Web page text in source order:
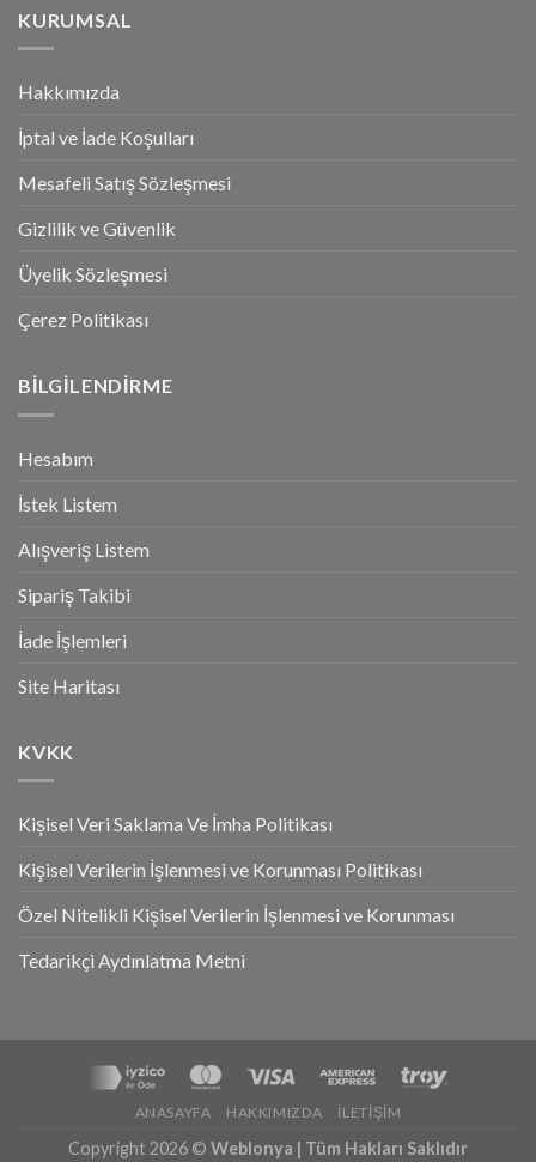
KURUMSAL
Hakkımızda
İptal ve İade Koşulları
Mesafeli Satış Sözleşmesi
Gizlilik ve Güvenlik
Üyelik Sözleşmesi
Çerez Politikası
BILGILENDIRME
Hesabım
İstek Listem
Alışveriş Listem
Sipariş Takibi
İade İşlemleri
Site Haritası
KVKK
Kişisel Veri Saklama Ve İmha Politikası
Kişisel Verilerin İşlenmesi ve Korunması Politikası
Özel Nitelikli Kişisel Verilerin İşlenmesi ve Korunması
Tedarikçi Aydınlatma Metni
ANASAYFA HAKKIMIZDA İLETIŞIM
Copyright 2026 © Weblonya | Tüm Hakları Saklıdır